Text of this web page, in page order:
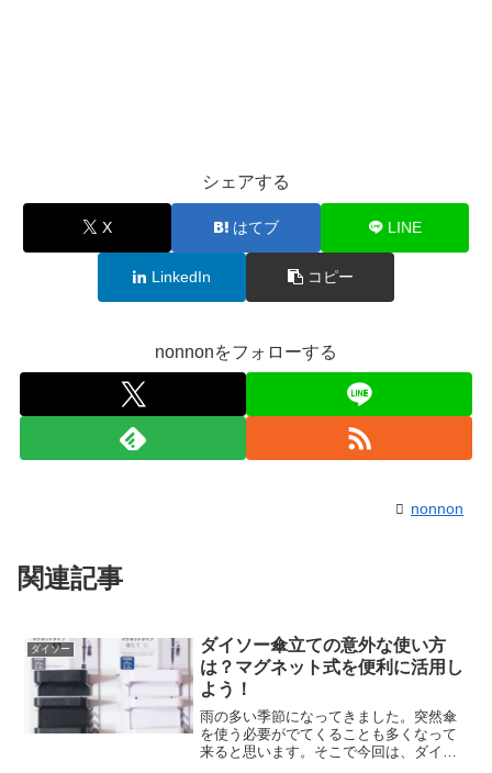
シェアする
X はてブ LINE
LinkedIn コピー
nonnonをフォローする
nonnon
関連記事
ダイソー
ダイソー傘立ての意外な使い方
は？マグネット式を便利に活用し
よう！
雨の多い季節になってきました。突然傘
を使う必要がでてくることも多くなって
来ると思います。そこで今回は、ダイソ